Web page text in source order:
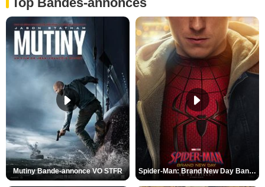
Mutiny Bande-annonce VO STFR Spider-Man: Brand New Day Bande-annonce VO STFR